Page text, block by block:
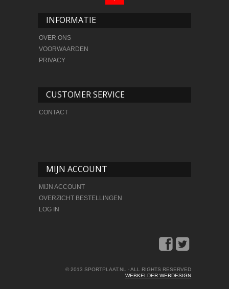
INFORMATIE
OVER ONS
VOORWAARDEN
PRIVACY
CUSTOMER SERVICE
CONTACT
MIJN ACCOUNT
MIJN ACCOUNT
OVERZICHT BESTELLINGEN
LOG IN
© 2013 SPORTPLAAT.NL - ALL RIGHTS RESERVED
WEBKELDER WEBDESIGN